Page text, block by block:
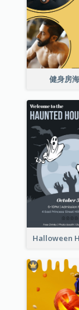
健身房